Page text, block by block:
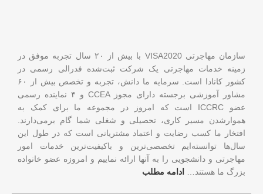
سازمان مهاجرتی VISA2020 با بیش از ۲۰ سال تجربه موفق در
زمینه خدمات مهاجرتی یک شرکت ثبت‌شده فدرالی رسمی در
کشور کانادا است. سرمایه ما دانش، تجربه و تخصص بیش از ۶۰
مشاور آموزشی برجسته دارای مجوز CCEA و ۴ نماینده رسمی
عضو ICCRC است که امروز در مجموعه ما برای کمک به
هموارشدن مسیر کاری، تحصیلی و شغلی شما گام برمی‌دارند.
افتخار ما کسب رضایت و اعتماد مشتریانی است که در طول این
سال‌ها توانسته‌ایم تخصصی‌ترین و باکیفیت‌ترین خدمات امور
مهاجرتی و دانشجویی را به آنها ارائه نماییم و امروزه عضو خانواده
بزرگ ما هستند… ادامه مطلب